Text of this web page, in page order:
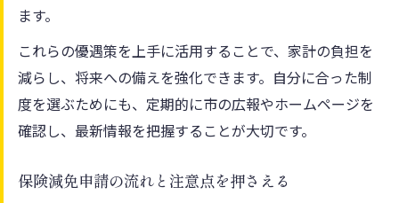
ます。
これらの優遇策を上手に活用することで、家計の負担を
減らし、将来への備えを強化できます。自分に合った制
度を選ぶためにも、定期的に市の広報やホームページを
確認し、最新情報を把握することが大切です。
保険減免申請の流れと注意点を押さえる